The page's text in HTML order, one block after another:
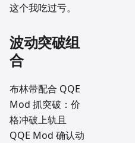
这个我吃过亏。
波动突破组
合
布林带配合 QQE
Mod 抓突破：价
格冲破上轨且
QQE Mod 确认动